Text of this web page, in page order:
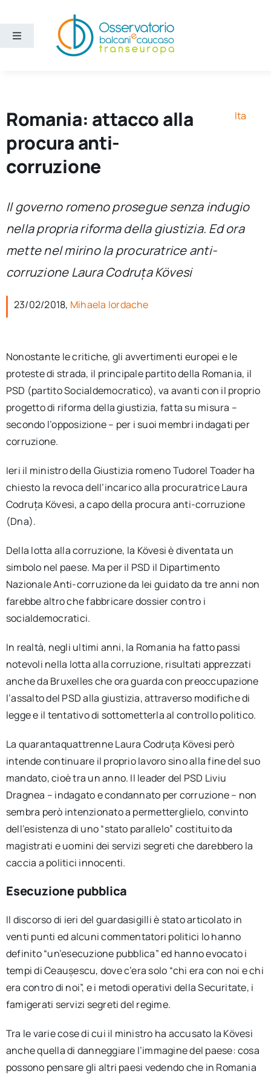
contenuto
Toggle
Ricerca e divulgazione
Chi siamo
per:
Newsletter
Ita
Romania: attacco alla
procura anti-
corruzione
Ita
Il governo romeno prosegue senza indugio
nella propria riforma della giustizia. Ed ora
mette nel mirino la procuratrice anti-
corruzione Laura Codruța Kövesi
23/02/2018, Mihaela Iordache
Nonostante le critiche, gli avvertimenti europei e le
proteste di strada, il principale partito della Romania, il
PSD (partito Socialdemocratico), va avanti con il proprio
progetto di riforma della giustizia, fatta su misura –
secondo l’opposizione – per i suoi membri indagati per
corruzione.
Ieri il ministro della Giustizia romeno Tudorel Toader ha
chiesto la revoca dell’incarico alla procuratrice Laura
Codruța Kövesi, a capo della procura anti-corruzione
(Dna).
Della lotta alla corruzione, la Kövesi è diventata un
simbolo nel paese. Ma per il PSD il Dipartimento
Nazionale Anti-corruzione da lei guidato da tre anni non
farebbe altro che fabbricare dossier contro i
socialdemocratici.
In realtà, negli ultimi anni, la Romania ha fatto passi
notevoli nella lotta alla corruzione, risultati apprezzati
anche da Bruxelles che ora guarda con preoccupazione
l’assalto del PSD alla giustizia, attraverso modifiche di
legge e il tentativo di sottometterla al controllo politico.
La quarantaquattrenne Laura Codruța Kövesi però
intende continuare il proprio lavoro sino alla fine del suo
mandato, cioè tra un anno. Il leader del PSD Liviu
Dragnea – indagato e condannato per corruzione – non
sembra però intenzionato a permetterglielo, convinto
dell’esistenza di uno “stato parallelo” costituito da
magistrati e uomini dei servizi segreti che darebbero la
caccia a politici innocenti.
Esecuzione pubblica
Il discorso di ieri del guardasigilli è stato articolato in
venti punti ed alcuni commentatori politici lo hanno
definito “un’esecuzione pubblica” ed hanno evocato i
tempi di Ceaușescu, dove c’era solo “chi era con noi e chi
era contro di noi”, e i metodi operativi della Securitate, i
famigerati servizi segreti del regime.
Tra le varie cose di cui il ministro ha accusato la Kövesi
anche quella di danneggiare l’immagine del paese: cosa
possono pensare gli altri paesi vedendo che in Romania